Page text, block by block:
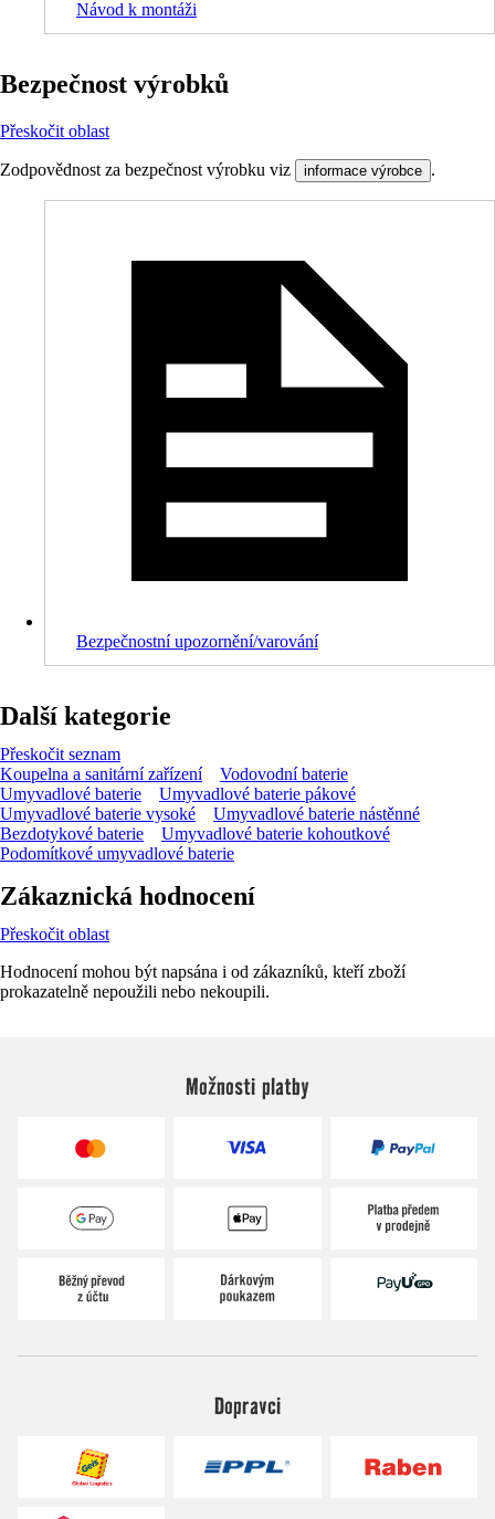
Návod k montáži
Bezpečnost výrobků
Přeskočit oblast
Zodpovědnost za bezpečnost výrobku viz informace výrobce .
Bezpečnostní upozornění/varování
Další kategorie
Přeskočit seznam
Koupelna a sanitární zařízení
Vodovodní baterie
Umyvadlové baterie
Umyvadlové baterie pákové
Umyvadlové baterie vysoké
Umyvadlové baterie nástěnné
Bezdotykové baterie
Umyvadlové baterie kohoutkové
Podomítkové umyvadlové baterie
Zákaznická hodnocení
Přeskočit oblast
Hodnocení mohou být napsána i od zákazníků, kteří zboží
prokazatelně nepoužili nebo nekoupili.
Možnosti platby
Dopravci